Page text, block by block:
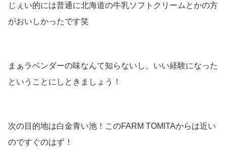
じぇい的には普通に北海道の牛乳ソフトクリームとかの方
がおいしかったです笑
まぁラベンダーの味なんて知らないし、いい経験になった
ということにしときましょう！
次の目的地は白金青い池！このFARM TOMITAからは近い
のですぐのはず！